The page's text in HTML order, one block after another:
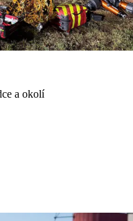
a okolí